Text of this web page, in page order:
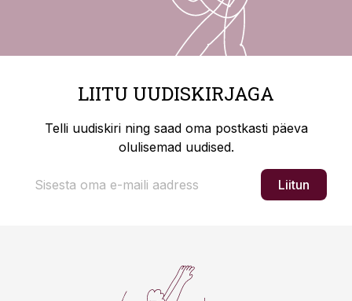
LIITU UUDISKIRJAGA
Telli uudiskiri ning saad oma postkasti päeva
olulisemad uudised.
Liitun